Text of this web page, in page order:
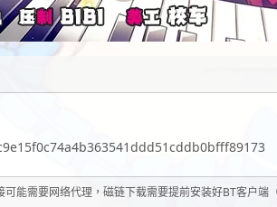
可能需要网络代理，磁链下载需要提前安装好BT客户